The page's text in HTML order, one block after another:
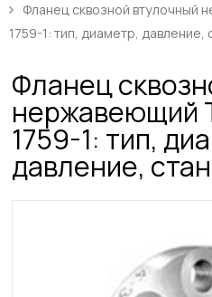
Фланец сквозной втулочный
1759-1: тип, диаметр, давление,
Фланец
нержавеющий
1759-1: тип,
давление,